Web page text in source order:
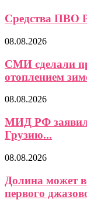
Средства ПВО
08.08.2026
СМИ сделали
отоплением
08.08.2026
МИД РФ
Грузию...
08.08.2026
Долина может
первого